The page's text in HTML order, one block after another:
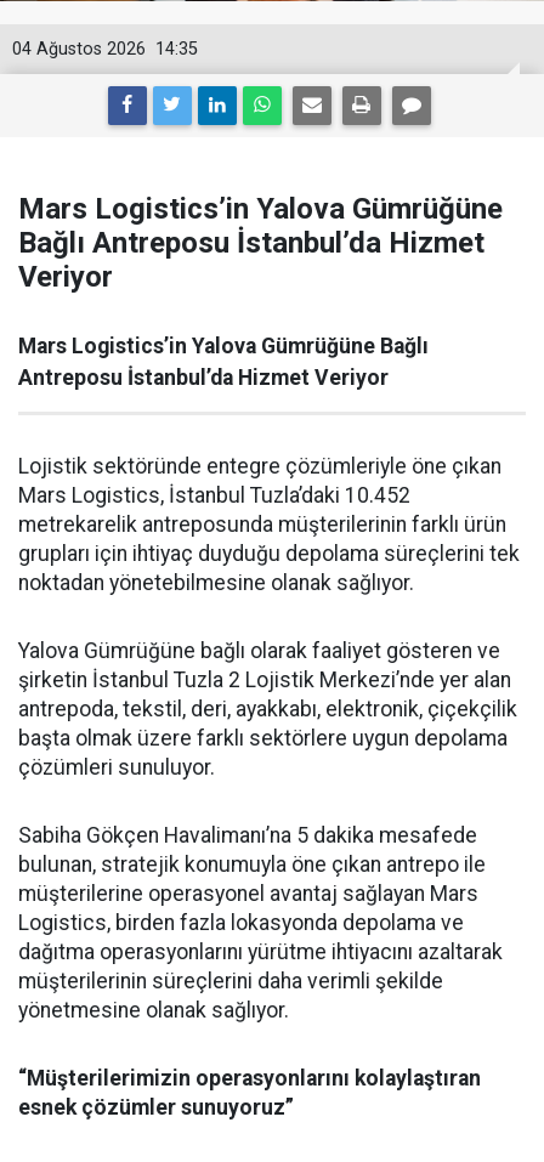
14:35
04 Ağustos 2026
Mars Logistics’in Yalova Gümrüğüne
Bağlı Antreposu İstanbul’da Hizmet
Veriyor
Mars Logistics’in Yalova Gümrüğüne Bağlı
Antreposu İstanbul’da Hizmet Veriyor
Lojistik sektöründe entegre çözümleriyle öne çıkan
Mars Logistics, İstanbul Tuzla’daki 10.452
metrekarelik antreposunda müşterilerinin farklı ürün
grupları için ihtiyaç duyduğu depolama süreçlerini tek
noktadan yönetebilmesine olanak sağlıyor.
Yalova Gümrüğüne bağlı olarak faaliyet gösteren ve
şirketin İstanbul Tuzla 2 Lojistik Merkezi’nde yer alan
antrepoda, tekstil, deri, ayakkabı, elektronik, çiçekçilik
başta olmak üzere farklı sektörlere uygun depolama
çözümleri sunuluyor.
Sabiha Gökçen Havalimanı’na 5 dakika mesafede
bulunan, stratejik konumuyla öne çıkan antrepo ile
müşterilerine operasyonel avantaj sağlayan Mars
Logistics, birden fazla lokasyonda depolama ve
dağıtma operasyonlarını yürütme ihtiyacını azaltarak
müşterilerinin süreçlerini daha verimli şekilde
yönetmesine olanak sağlıyor.
“Müşterilerimizin operasyonlarını kolaylaştıran
esnek çözümler sunuyoruz”